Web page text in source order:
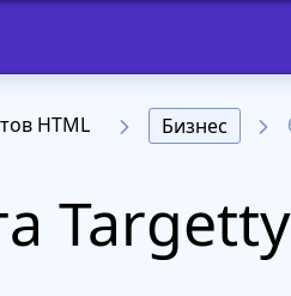
HTML Бизнес
Targetty